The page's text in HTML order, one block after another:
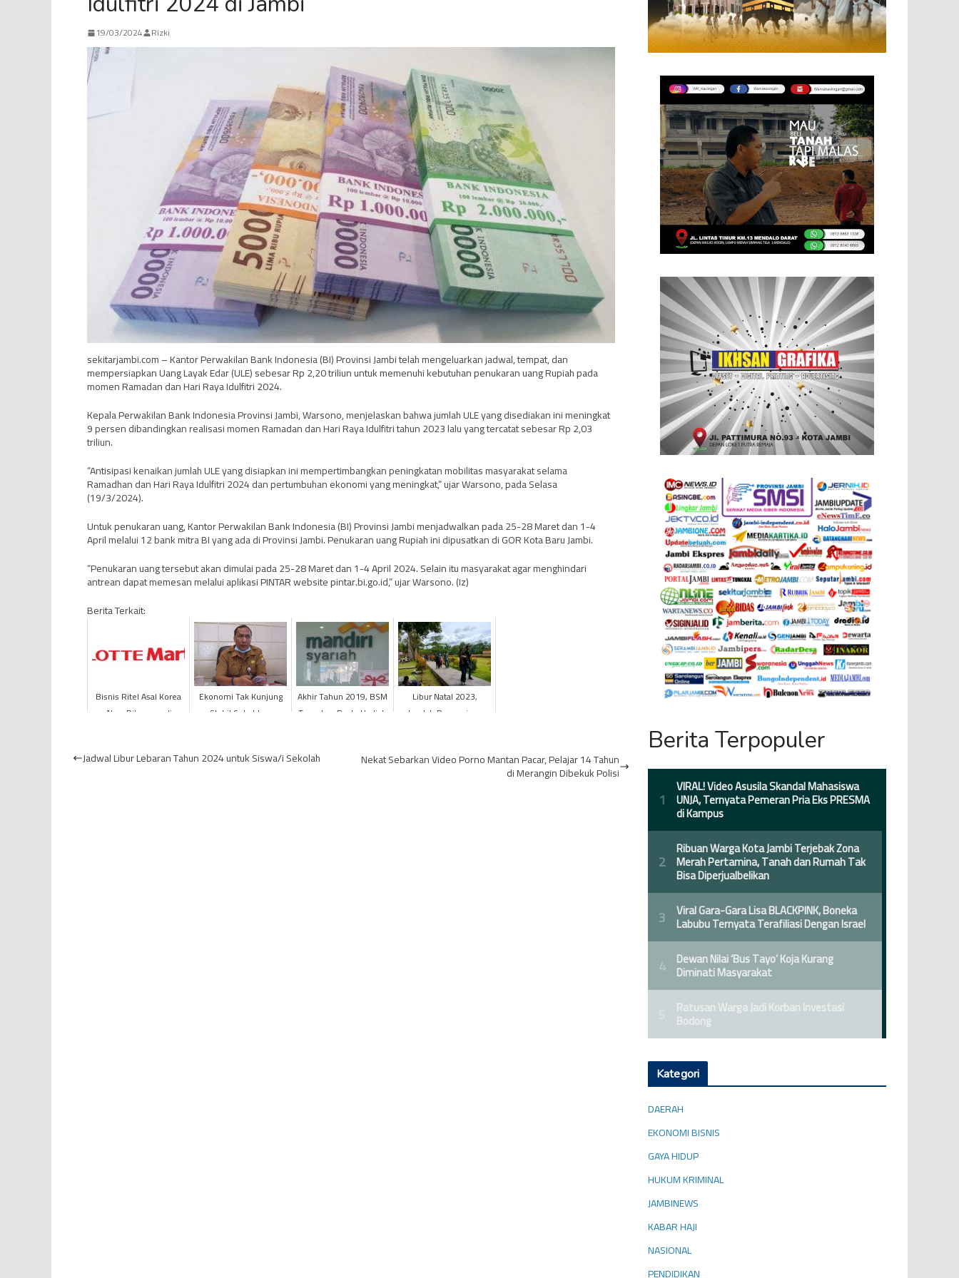
19/03/2024 Rizki
sekitarjambi.com – Kantor Perwakilan Bank Indonesia (BI) Provinsi Jambi telah mengeluarkan jadwal, tempat, dan
mempersiapkan Uang Layak Edar (ULE) sebesar Rp 2,20 triliun untuk memenuhi kebutuhan penukaran uang Rupiah pada
momen Ramadan dan Hari Raya Idulfitri 2024.
Kepala Perwakilan Bank Indonesia Provinsi Jambi, Warsono, menjelaskan bahwa jumlah ULE yang disediakan ini meningkat
9 persen dibandingkan realisasi momen Ramadan dan Hari Raya Idulfitri tahun 2023 lalu yang tercatat sebesar Rp 2,03
triliun.
“Antisipasi kenaikan jumlah ULE yang disiapkan ini mempertimbangkan peningkatan mobilitas masyarakat selama
Ramadhan dan Hari Raya Idulfitri 2024 dan pertumbuhan ekonomi yang meningkat,” ujar Warsono, pada Selasa
(19/3/2024).
Untuk penukaran uang, Kantor Perwakilan Bank Indonesia (BI) Provinsi Jambi menjadwalkan pada 25-28 Maret dan 1-4
April melalui 12 bank mitra BI yang ada di Provinsi Jambi. Penukaran uang Rupiah ini dipusatkan di GOR Kota Baru Jambi.
“Penukaran uang tersebut akan dimulai pada 25-28 Maret dan 1-4 April 2024. Selain itu masyarakat agar menghindari
antrean dapat memesan melalui aplikasi PINTAR website pintar.bi.go.id,” ujar Warsono. (Iz)
Berita Terkait:
Bisnis Ritel Asal Korea
Akan Dibangun di
Ekonomi Tak Kunjung
Stabil Sebabkan
Akhir Tahun 2019, BSM
Tawarkan Pesta Hadiah
Libur Natal 2023,
Jumlah Pengunjung
Jadwal Libur Lebaran Tahun 2024 untuk Siswa/i Sekolah Nekat Sebarkan Video Porno Mantan Pacar, Pelajar 14 Tahun
di Merangin Dibekuk Polisi
Berita Terpopuler
Kategori
DAERAH
EKONOMI BISNIS
GAYA HIDUP
HUKUM KRIMINAL
JAMBINEWS
KABAR HAJI
NASIONAL
PENDIDIKAN